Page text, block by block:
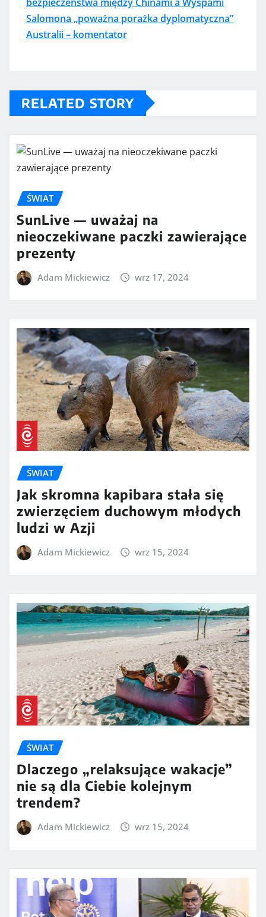
Salomona „poważna porażka dyplomatyczna”
Australii – komentator
RELATED STORY
ŚWIAT
SunLive — uważaj na
nieoczekiwane paczki zawierające
prezenty
Adam Mickiewicz wrz 17, 2024
ŚWIAT
Jak skromna kapibara stała się
zwierzęciem duchowym młodych
ludzi w Azji
Adam Mickiewicz wrz 15, 2024
ŚWIAT
Dlaczego „relaksujące wakacje”
nie są dla Ciebie kolejnym
trendem?
Adam Mickiewicz wrz 15, 2024